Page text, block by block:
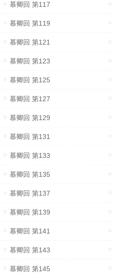
慕卿回 第117
慕卿回 第119
慕卿回 第121
慕卿回 第123
慕卿回 第125
慕卿回 第127
慕卿回 第129
慕卿回 第131
慕卿回 第133
慕卿回 第135
慕卿回 第137
慕卿回 第139
慕卿回 第141
慕卿回 第143
慕卿回 第145